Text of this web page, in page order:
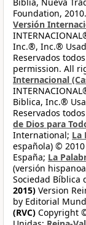
Foundation,
Versión
Inc.®, Inc.®
Reservados
permission. All
Internacional
Biblica, Inc.®
Reservados
de Dios para
International; La
española) ©
España; La
(versión
Sociedad Bíblica
2015) Version
by Editorial
(RVC) Copyright